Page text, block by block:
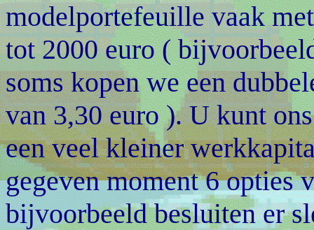
modelportefeuille vaak
tot 2000 euro (
soms kopen we een
van 3,30 euro ). U kunt
een veel kleiner
gegeven moment 6 opties
bijvoorbeeld besluiten er